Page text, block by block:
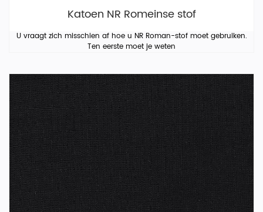
Katoen NR Romeinse stof
U vraagt ​​zich misschien af ​​hoe u NR Roman-stof moet gebruiken.
Ten eerste moet je weten